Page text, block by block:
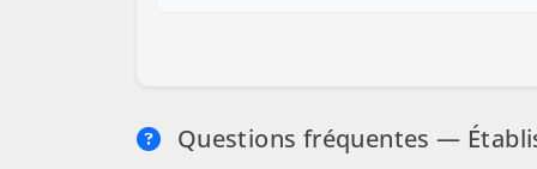
Questions fréquentes —